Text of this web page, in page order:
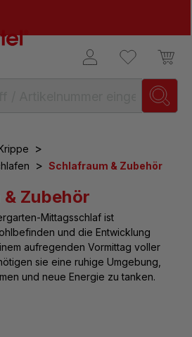
>
> Schlafraum & Zubehör
Zubehör
Mittagsschlaf ist
und die Entwicklung
aufregenden Vormittag voller
sie eine ruhige Umgebung,
und neue Energie zu tanken.